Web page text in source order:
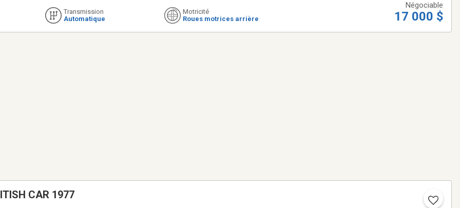
Transmission
Automatique
Motricité
Roues motrices arrière
Négociable
17 000 $
CAR 1977